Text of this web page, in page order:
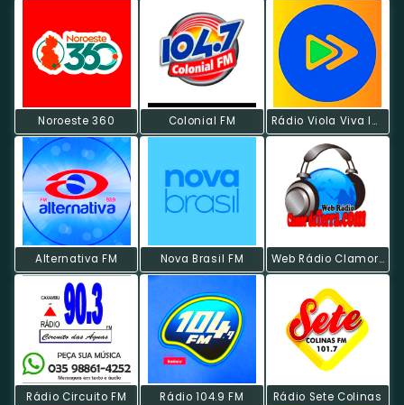
Noroeste 360 Colonial FM Rádio Viola Viva Instrumental
Alternativa FM Nova Brasil FM Web Rádio Clamor Da Terra
Rádio Circuito FM Rádio 104.9 FM Rádio Sete Colinas